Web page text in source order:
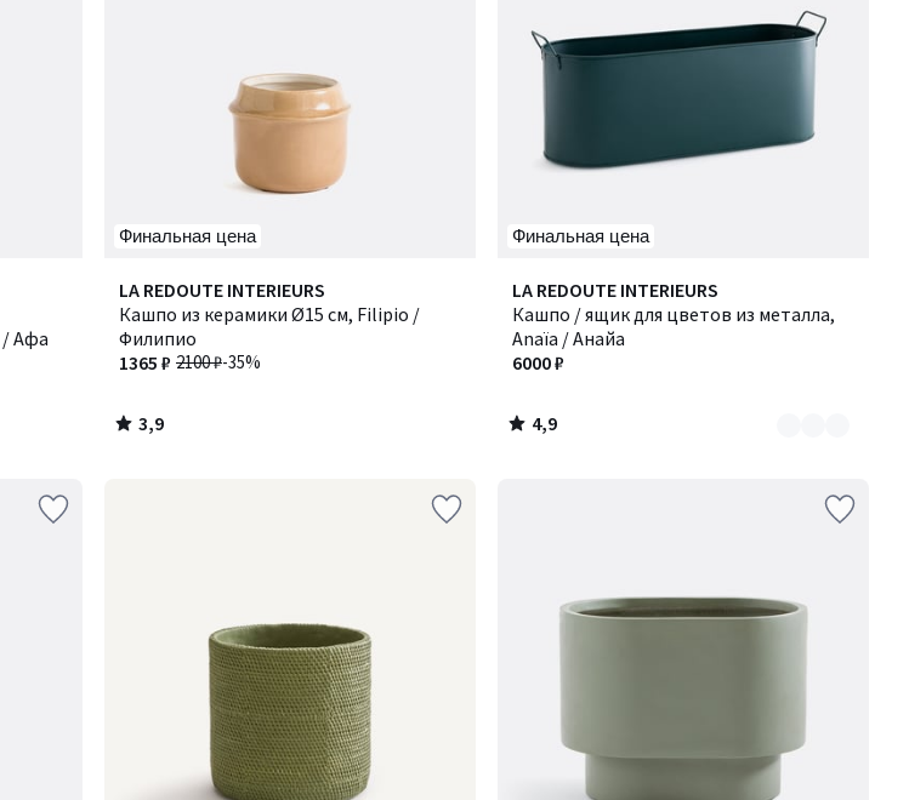
/ Афа
Финальная цена
LA REDOUTE INTERIEURS
Кашпо из керамики Ø15 см, Filipio /
Филипио
2100 ₽-35%
1365 ₽
3,9
/ 5
3,9
/
Финальная цена
LA REDOUTE INTERIEURS
Кашпо / ящик для цветов из металла,
Anaïa / Анайа
6000 ₽
4,9
/ 5
Количество
цветов:
2
4,9
/